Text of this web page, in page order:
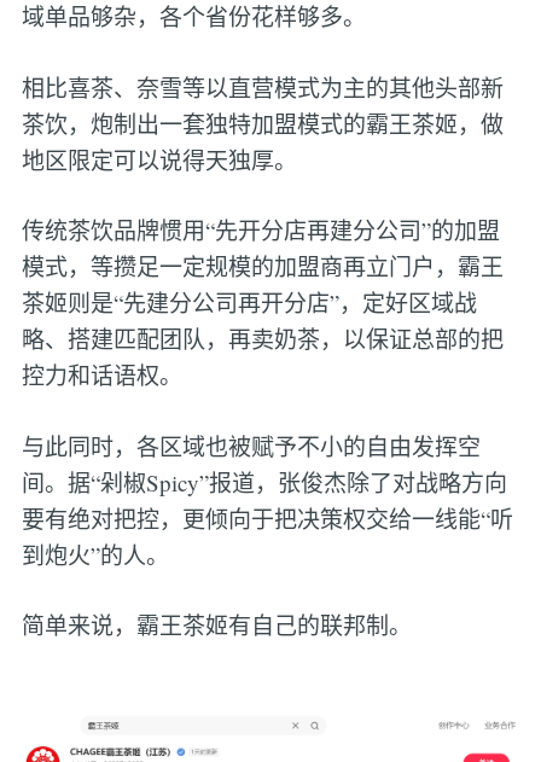
域单品够杂，各个省份花样够多。
相比喜茶、奈雪等以直营模式为主的其他头部新
茶饮，炮制出一套独特加盟模式的霸王茶姬，做
地区限定可以说得天独厚。
传统茶饮品牌惯用“先开分店再建分公司”的加盟
模式，等攒足一定规模的加盟商再立门户，霸王
茶姬则是“先建分公司再开分店”，定好区域战
略、搭建匹配团队，再卖奶茶，以保证总部的把
控力和话语权。
与此同时，各区域也被赋予不小的自由发挥空
间。据“剁椒Spicy”报道，张俊杰除了对战略方向
要有绝对把控，更倾向于把决策权交给一线能“听
到炮火”的人。
简单来说，霸王茶姬有自己的联邦制。